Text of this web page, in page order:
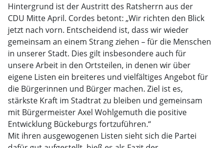
Hintergrund ist der Austritt des Ratsherrn aus der
CDU Mitte April. Cordes betont: „Wir richten den Blick
jetzt nach vorn. Entscheidend ist, dass wir wieder
gemeinsam an einem Strang ziehen – für die Menschen
in unserer Stadt. Dies gilt insbesondere auch für
unsere Arbeit in den Ortsteilen, in denen wir über
eigene Listen ein breiteres und vielfältiges Angebot für
die Bürgerinnen und Bürger machen. Ziel ist es,
stärkste Kraft im Stadtrat zu bleiben und gemeinsam
mit Bürgermeister Axel Wohlgemuth die positive
Entwicklung Bückeburgs fortzuführen.“
Mit ihren ausgewogenen Listen sieht sich die Partei